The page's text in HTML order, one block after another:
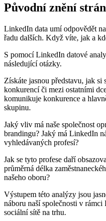
Původní znění
LinkedIn data umí odpovědět
řadu dalších. Když víte, jak a
S pomocí LinkedIn datové
následující otázky.
Získáte jasnou představu, jak
konkurencí či mezi ostatními
komunikuje konkurence a
skupinu.
Jaký vliv má naše společnost
brandingu? Jaký má LinkedIn
vyhledávaných profesí?
Jak se tyto profese daří
průměrná délka
našeho oboru?
Výstupem této analýzy jsou
náboru naší společnosti v
sociální sítě na trhu.